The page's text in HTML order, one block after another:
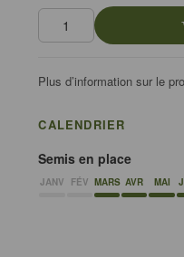
Plus d’information sur le
CALENDRIER
Semis en place
JANV FÉV MARS AVR MAI